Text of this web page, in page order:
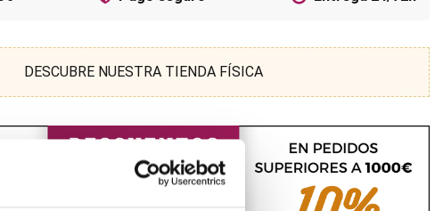
DESCUBRE NUESTRA TIENDA FÍSICA